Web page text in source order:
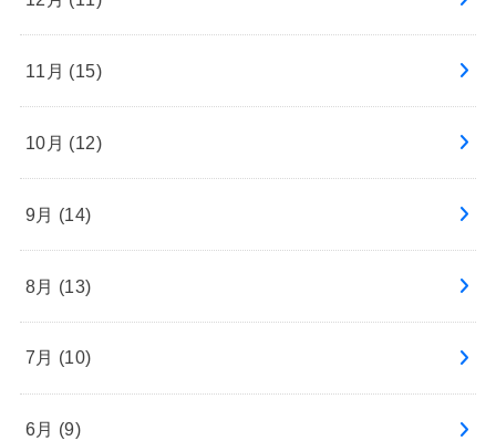
11月 (15)
10月 (12)
9月 (14)
8月 (13)
7月 (10)
6月 (9)